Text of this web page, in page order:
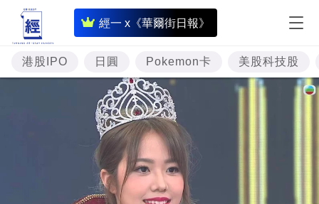
經一 x《華爾街日報》
即
時
財
經
專
題
投
樓
港股IPO 日圓 Pokemon卡 美股科技股